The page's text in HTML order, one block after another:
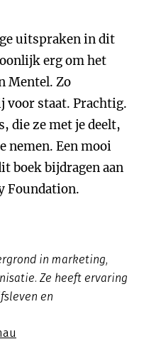
uitspraken in dit
erg om het
Mentel. Zo
voor staat. Prachtig.
die ze met je deelt,
nemen. Een mooi
boek bijdragen aan
Foundation.
in marketing,
Ze heeft ervaring
en